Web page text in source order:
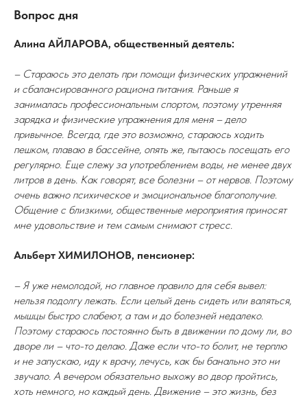
Вопрос дня
Алина АЙЛАРОВА, общественный деятель:
– Стараюсь это делать при помощи физических упражнений
и сбалансированного рациона питания. Раньше я
занималась профессиональным спортом, поэтому утренняя
зарядка и физические упражнения для меня – дело
привычное. Всегда, где это возможно, стараюсь ходить
пешком, плаваю в бассейне, опять же, пытаюсь посещать его
регулярно. Еще слежу за употреблением воды, не менее двух
литров в день. Как говорят, все болезни – от нервов. Поэтому
очень важно психическое и эмоциональное благополучие.
Общение с близкими, общественные мероприятия приносят
мне удовольствие и тем самым снимают стресс.
Альберт ХИМИЛОНОВ, пенсионер:
– Я уже немолодой, но главное правило для себя вывел:
нельзя подолгу лежать. Если целый день сидеть или валяться,
мышцы быстро слабеют, а там и до болезней недалеко.
Поэтому стараюсь постоянно быть в движении по дому ли, во
дворе ли – что-то делаю. Даже если что-то болит, не терплю
и не запускаю, иду к врачу, лечусь, как бы банально это ни
звучало. А вечером обязательно выхожу во двор пройтись,
хоть немного, но каждый день. Движение – это жизнь, без